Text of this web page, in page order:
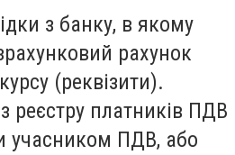
з банку, в якому
рахунок
(реквізити).
реєстру платників ПДВ
учасником ПДВ, або